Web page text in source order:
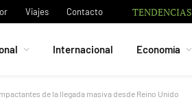
Viajes Contacto TENDENCIAS
Internacional Economía
de la llegada masiva desde Reino Unido